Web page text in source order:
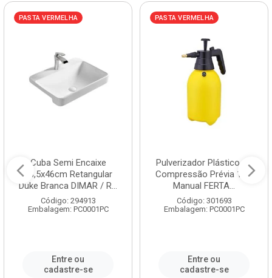
PASTA VERMELHA
Cuba Semi Encaixe
58,5x46cm Retangular
Duke Branca DIMAR / R...
Código: 294913
Embalagem: PC0001PC
Entre ou
cadastre-se
PASTA VERMELHA
Pulverizador Plástico de
Compressão Prévia 1,5L
Manual FERTA...
Código: 301693
Embalagem: PC0001PC
Entre ou
cadastre-se